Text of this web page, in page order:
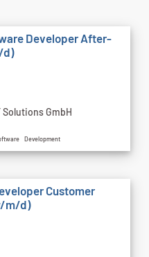
Developer After-
d)
Solutions GmbH
Development
Customer
m/d)